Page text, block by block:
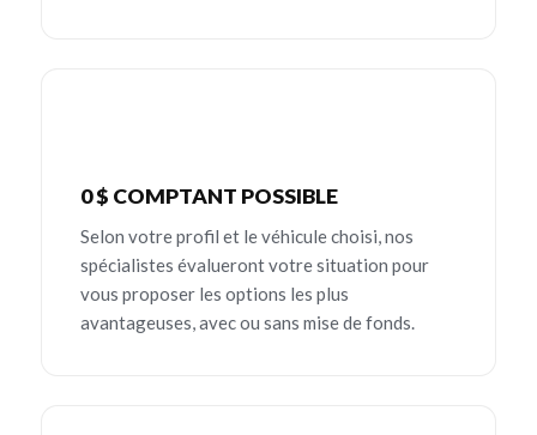
0 $ COMPTANT POSSIBLE
Selon votre profil et le véhicule choisi, nos
spécialistes évalueront votre situation pour
vous proposer les options les plus
avantageuses, avec ou sans mise de fonds.